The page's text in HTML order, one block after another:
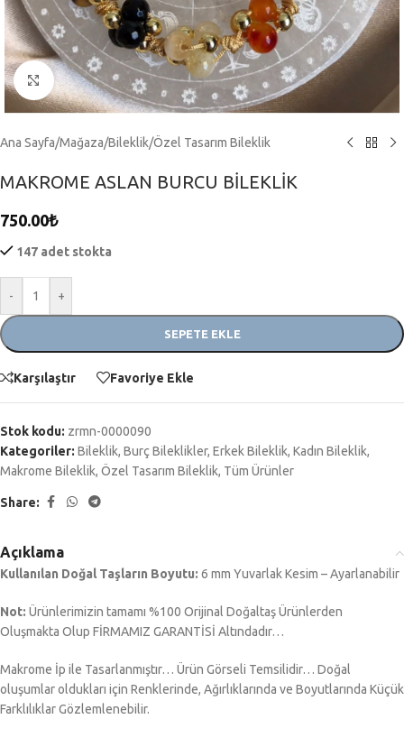
Click to enlarge
Ana Sayfa/Mağaza/Bileklik/Özel Tasarım Bileklik
MAKROME ASLAN BURCU BİLEKLİK
750.00₺
147 adet stokta
- +
SEPETE EKLE
Karşılaştır Favoriye Ekle
Stok kodu: zrmn-0000090
Kategoriler: Bileklik, Burç Bileklikler, Erkek Bileklik, Kadın Bileklik,
Makrome Bileklik, Özel Tasarım Bileklik, Tüm Ürünler
Share:
Açıklama
Kullanılan Doğal Taşların Boyutu: 6 mm Yuvarlak Kesim – Ayarlanabilir
Not: Ürünlerimizin tamamı %100 Orijinal Doğaltaş Ürünlerden
Oluşmakta Olup FİRMAMIZ GARANTİSİ Altındadır…
Makrome İp ile Tasarlanmıştır… Ürün Görseli Temsilidir… Doğal
oluşumlar oldukları için Renklerinde, Ağırlıklarında ve Boyutlarında Küçük
Farklılıklar Gözlemlenebilir.